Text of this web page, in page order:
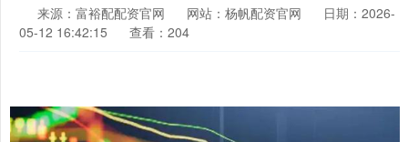
来源：富裕配配资官网 网站：杨帆配资官网
日期：2026-
05-12 16:42:15
查看：204